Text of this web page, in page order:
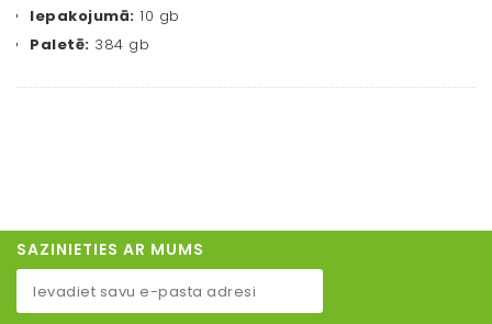
Iepakojumā: 10 gb
Paletē: 384 gb
SAZINIETIES AR MUMS